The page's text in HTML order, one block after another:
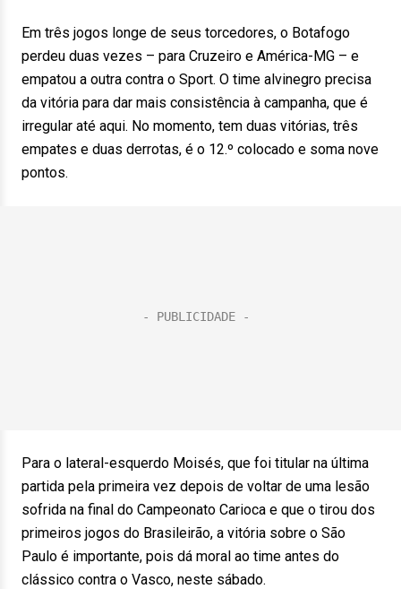
Em três jogos longe de seus torcedores, o Botafogo
perdeu duas vezes – para Cruzeiro e América-MG – e
empatou a outra contra o Sport. O time alvinegro precisa
da vitória para dar mais consistência à campanha, que é
irregular até aqui. No momento, tem duas vitórias, três
empates e duas derrotas, é o 12.º colocado e soma nove
pontos.
Para o lateral-esquerdo Moisés, que foi titular na última
partida pela primeira vez depois de voltar de uma lesão
sofrida na final do Campeonato Carioca e que o tirou dos
primeiros jogos do Brasileirão, a vitória sobre o São
Paulo é importante, pois dá moral ao time antes do
clássico contra o Vasco, neste sábado.